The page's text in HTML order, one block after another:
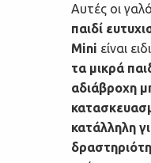
Αυτές οι
παιδί
Mini είναι
τα μικρά
αδιάβροχη
κατάλληλη